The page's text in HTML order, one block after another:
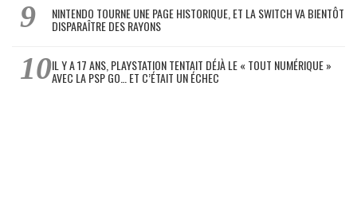
NINTENDO TOURNE UNE PAGE HISTORIQUE, ET LA SWITCH VA BIENTÔT
DISPARAÎTRE DES RAYONS
IL Y A 17 ANS, PLAYSTATION TENTAIT DÉJÀ LE « TOUT NUMÉRIQUE »
AVEC LA PSP GO… ET C’ÉTAIT UN ÉCHEC